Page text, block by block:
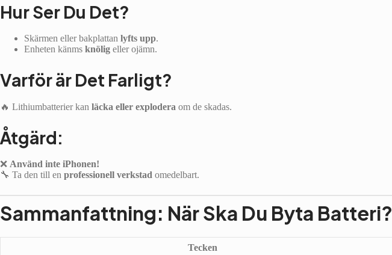
Hur Ser Du Det?
Skärmen eller bakplattan lyfts upp.
Enheten känms knölig eller ojämn.
Varför är Det Farligt?
🔥 Lithiumbatterier kan läcka eller explodera om de skadas.
Åtgärd:
❌ Använd inte iPhonen!
🔧 Ta den till en professionell verkstad omedelbart.
Sammanfattning: När Ska Du Byta Batteri?
Tecken